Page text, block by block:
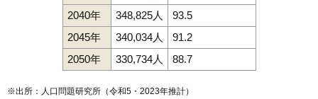
箕郷町生原 6.7万円
吉井町長根 6.4万円
西国分町 6.4万円 732万円
若田町 6.3万円 768万円
134 下大島町 6.3万円
2040年
348,825人
93.5
2045年
340,034人
91.2
2050年
330,734人 88.7
※出所：人口問題研究所（令和5・2023年推計）